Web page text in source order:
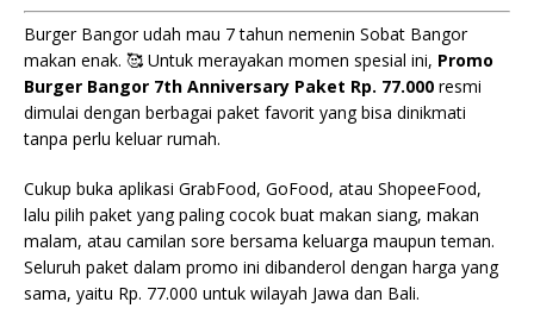
Burger Bangor udah mau 7 tahun nemenin Sobat Bangor
makan enak. 🥰 Untuk merayakan momen spesial ini, Promo
Burger Bangor 7th Anniversary Paket Rp. 77.000 resmi
dimulai dengan berbagai paket favorit yang bisa dinikmati
tanpa perlu keluar rumah.
Cukup buka aplikasi GrabFood, GoFood, atau ShopeeFood,
lalu pilih paket yang paling cocok buat makan siang, makan
malam, atau camilan sore bersama keluarga maupun teman.
Seluruh paket dalam promo ini dibanderol dengan harga yang
sama, yaitu Rp. 77.000 untuk wilayah Jawa dan Bali.